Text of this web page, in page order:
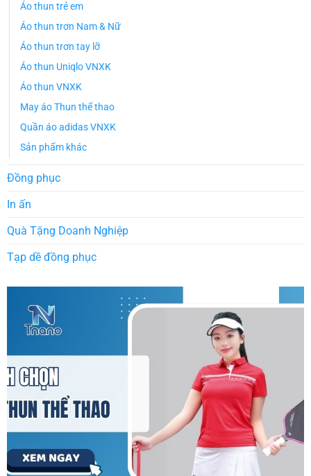
Áo thun trẻ em
Áo thun trơn Nam & Nữ
Áo thun trơn tay lỡ
Áo thun Uniqlo VNXK
Áo thun VNXK
May áo Thun thể thao
Quần áo adidas VNXK
Sản phẩm khác
Đồng phục
In ấn
Quà Tặng Doanh Nghiệp
Tạp dề đồng phục